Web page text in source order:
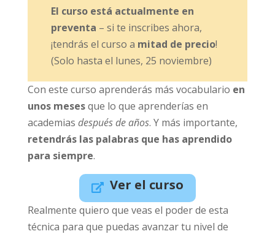
El curso está actualmente en
preventa – si te inscribes ahora,
¡tendrás el curso a mitad de precio!
(Solo hasta el lunes, 25 noviembre)
Con este curso aprenderás más vocabulario en
unos mesesque lo que aprenderías en
academias después de años. Y más importante,
retendrás las palabras que has aprendido
para siempre.
Ver el curso
Realmente quiero que veas el poder de esta
técnica para que puedas avanzar tu nivel de